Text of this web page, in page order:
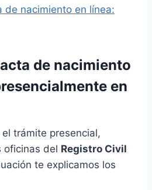
de nacimiento en línea:
de nacimiento
en
trámite presencial,
oficinas del Registro Civil
te explicamos los